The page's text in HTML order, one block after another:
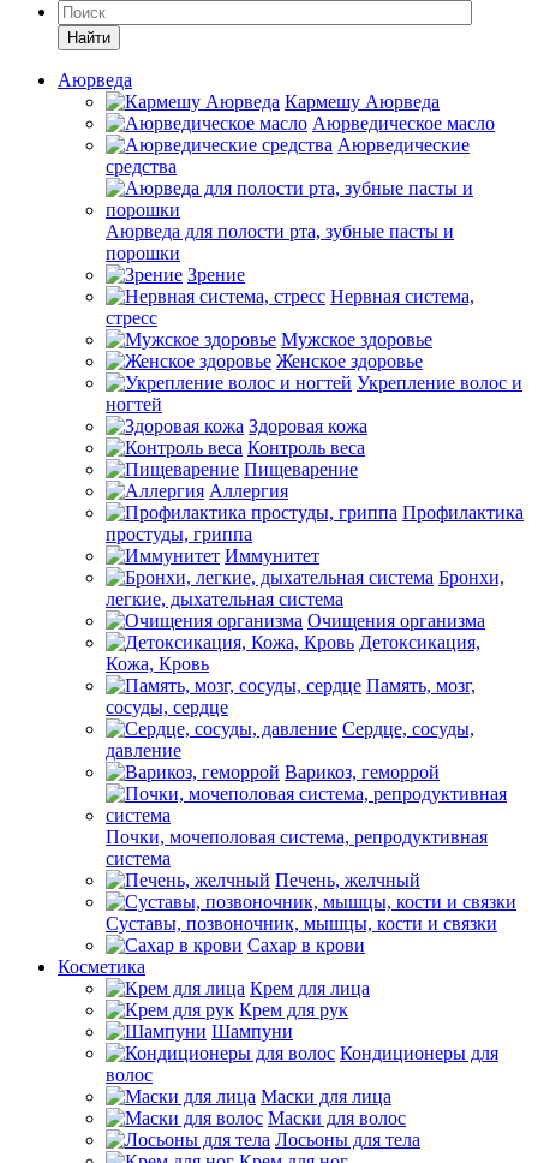
Найти
Аюрведа
Кармешу Аюрведа
Аюрведическое масло
Аюрведические
средства
Аюрведа для полости рта, зубные пасты и
порошки
Зрение
Нервная система,
стресс
Мужское здоровье
Женское здоровье
Укрепление волос и
ногтей
Здоровая кожа
Контроль веса
Пищеварение
Аллергия
Профилактика
простуды, гриппа
Иммунитет
Бронхи,
легкие, дыхательная система
Очищения организма
Детоксикация,
Кожа, Кровь
Память, мозг,
сосуды, сердце
Сердце, сосуды,
давление
Варикоз, геморрой
Почки, мочеполовая система, репродуктивная
система
Печень, желчный
Суставы, позвоночник, мышцы, кости и связки
Сахар в крови
Косметика
Крем для лица
Крем для рук
Шампуни
Кондиционеры для
волос
Маски для лица
Маски для волос
Лосьоны для тела